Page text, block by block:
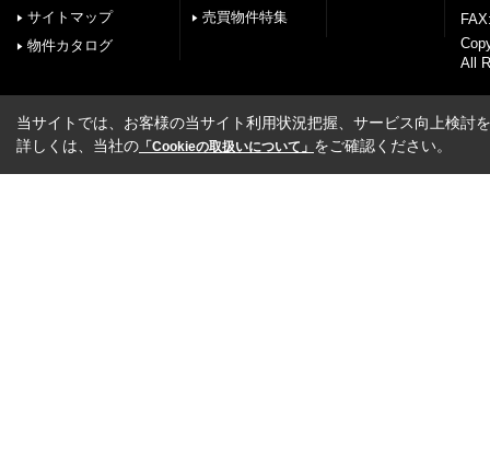
サイトマップ
物件カタログ
売買物件特集
All
当サイトでは、お客様の当サイト利用状況把握、サービス向上検討
詳しくは、当社の 「Cookieの取扱いについて」 をご確認ください。